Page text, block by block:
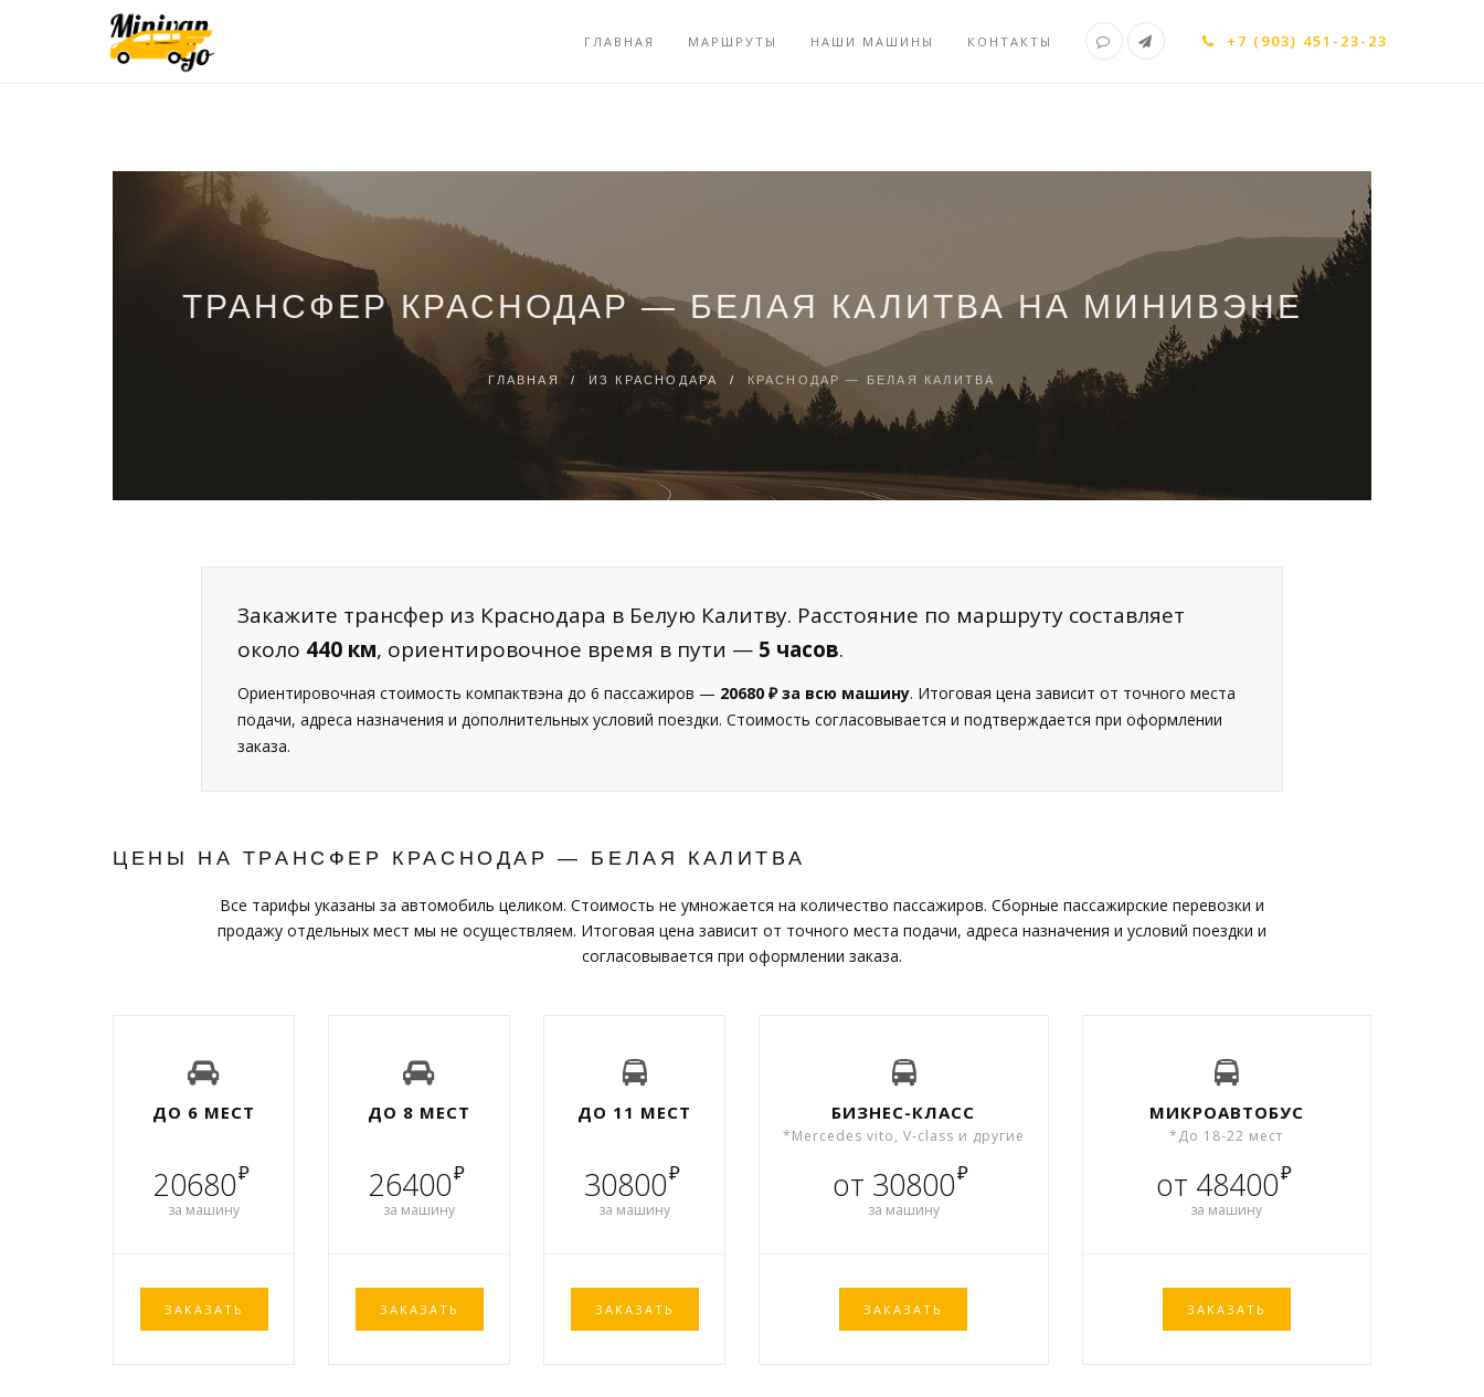
ГЛАВНАЯ МАРШРУТЫ НАШИ МАШИНЫ КОНТАКТЫ +7 (903) 451-23-23
ТРАНСФЕР КРАСНОДАР — БЕЛАЯ КАЛИТВА НА МИНИВЭНЕ
ГЛАВНАЯ / ИЗ КРАСНОДАРА / КРАСНОДАР — БЕЛАЯ КАЛИТВА
Закажите трансфер из Краснодара в Белую Калитву. Расстояние по маршруту составляет
около 440 км, ориентировочное время в пути — 5 часов.
Ориентировочная стоимость компактвэна до 6 пассажиров — 20680 ₽ за всю машину. Итоговая цена зависит от точного места
подачи, адреса назначения и дополнительных условий поездки. Стоимость согласовывается и подтверждается при оформлении
заказа.
ЦЕНЫ НА ТРАНСФЕР КРАСНОДАР — БЕЛАЯ КАЛИТВА
Все тарифы указаны за автомобиль целиком. Стоимость не умножается на количество пассажиров. Сборные пассажирские перевозки и
продажу отдельных мест мы не осуществляем. Итоговая цена зависит от точного места подачи, адреса назначения и условий поездки и
согласовывается при оформлении заказа.
ДО 6 МЕСТ
20680₽
за машину
ЗАКАЗАТЬ
ДО 8 МЕСТ
26400₽
за машину
ЗАКАЗАТЬ
ДО 11 МЕСТ
30800₽
за машину
ЗАКАЗАТЬ
БИЗНЕС-КЛАСС
*Mercedes vito, V-class и другие
от 30800₽
за машину
ЗАКАЗАТЬ
МИКРОАВТОБУС
*До 18-22 мест
от 48400₽
за машину
ЗАКАЗАТЬ